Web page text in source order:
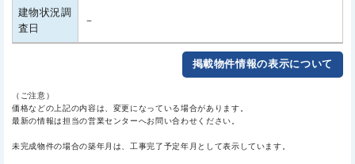
建物状況調
査日
－
掲載物件情報の表示について
（ご注意）
価格などの上記の内容は、変更になっている場合があります。
最新の情報は担当の営業センターへお問い合わせください。
未完成物件の場合の築年月は、工事完了予定年月として表示しています。